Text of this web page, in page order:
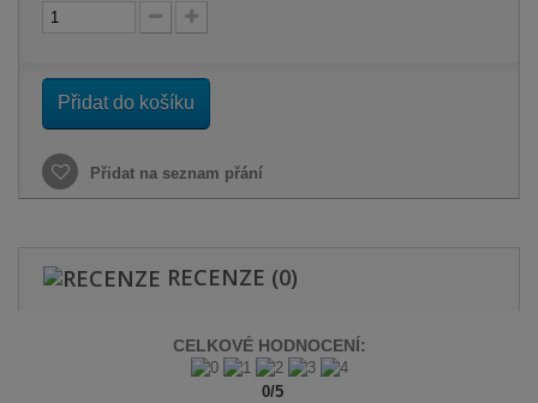
Přidat do košíku
Přidat na seznam přání
RECENZE (0)
CELKOVÉ HODNOCENÍ:
0/5